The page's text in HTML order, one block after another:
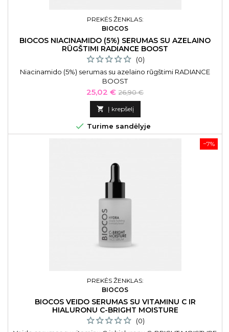
PREKĖS ŽENKLAS:
BIOCOS
BIOCOS NIACINAMIDO (5%) SERUMAS SU AZELAINO
RŪGŠTIMI RADIANCE BOOST
(0)
Niacinamido (5%) serumas su azelaino rūgštimi RADIANCE
BOOST
Kaina
25,02 € Bazinė
kaina
26,90 €
 Į krepšelį
 Turime sandėlyje
−7%
PREKĖS ŽENKLAS:
BIOCOS
BIOCOS VEIDO SERUMAS SU VITAMINU C IR
HIALURONU C-BRIGHT MOISTURE
(0)